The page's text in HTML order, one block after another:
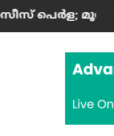
ജോലി